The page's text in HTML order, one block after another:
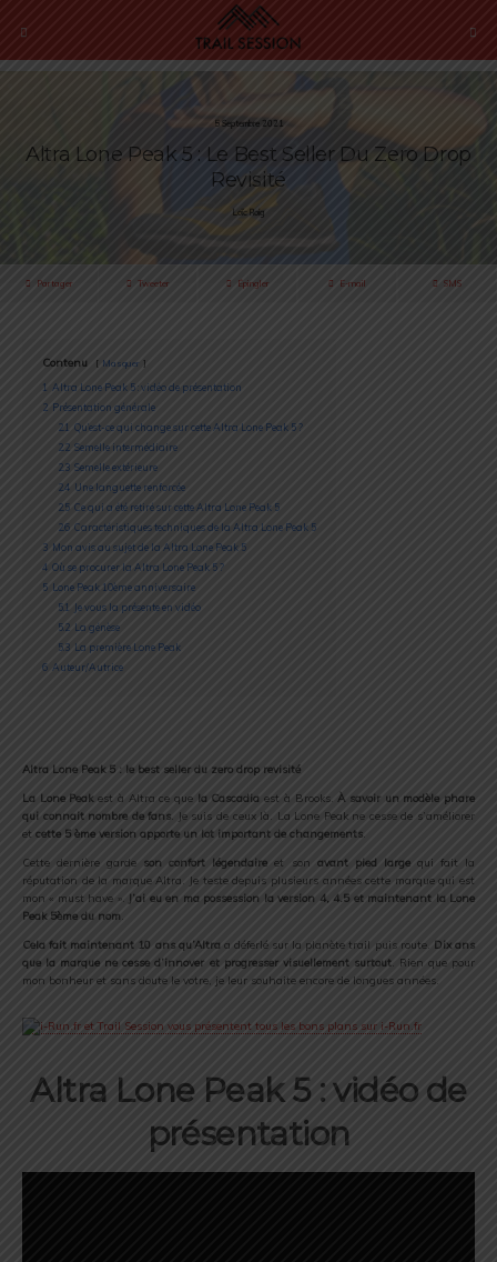
5 Septembre 2021
Altra Lone Peak 5 : Le Best Seller Du Zero Drop
Revisité
Loïc Roig
Partager Tweeter Épingler E-mail SMS
Contenu Masquer
1
Altra Lone Peak 5 : vidéo de présentation
2 Présentation générale
2.1 Qu’est-ce qui change sur cette Altra Lone Peak 5 ?
2.2 Semelle intermédiaire
2.3 Semelle extérieure
2.4 Une languette renforcée
2.5 Ce qui a été retiré sur cette Altra Lone Peak 5
2.6 Caractéristiques techniques de la Altra Lone Peak 5
3 Mon avis au sujet de la Altra Lone Peak 5
4 Où se procurer la Altra Lone Peak 5 ?
5 Lone Peak 10ème anniversaire
5.1
Je vous la présente en vidéo
5.2 La génèse
5.3 La première Lone Peak
6 Auteur/Autrice
Altra Lone Peak 5 : le best seller du zero drop revisité
La Lone Peakest à Altra ce que la Cascadia est à Brooks.À savoir un modèle phare
qui connait nombre de fans. Je suis de ceux là. La Lone Peak ne cesse de s’améliorer
et cette 5 ème version apporte un lot important de changements.
Cette dernière garde son confort légendaire et son avant pied largequi fait la
réputation de la marque Altra. Je teste depuis plusieurs années cette marque qui est
mon « must have ». J’ai eu en ma possession la version 4, 4.5 et maintenant la Lone
Peak 5ème du nom.
Cela fait maintenant 10 ans qu’Altra a déferlé sur la planète trail puis route. Dix ans
que la marque ne cesse d’innover et progresser visuellement surtout. Rien que pour
mon bonheur et sans doute le votre, je leur souhaite encore de longues années.
Altra Lone Peak 5 : vidéo de
présentation